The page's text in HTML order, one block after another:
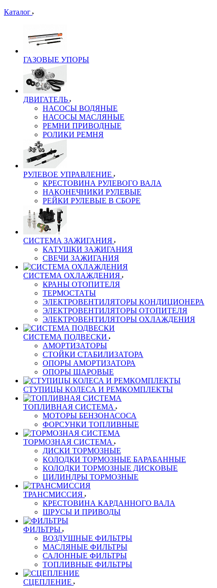
Каталог
ГАЗОВЫЕ УПОРЫ
ДВИГАТЕЛЬ
НАСОСЫ ВОДЯНЫЕ
НАСОСЫ МАСЛЯНЫЕ
РЕМНИ ПРИВОДНЫЕ
РОЛИКИ РЕМНЯ
РУЛЕВОЕ УПРАВЛЕНИЕ
КРЕСТОВИНА РУЛЕВОГО ВАЛА
НАКОНЕЧНИКИ РУЛЕВЫЕ
РЕЙКИ РУЛЕВЫЕ В СБОРЕ
СИСТЕМА ЗАЖИГАНИЯ
КАТУШКИ ЗАЖИГАНИЯ
СВЕЧИ ЗАЖИГАНИЯ
СИСТЕМА ОХЛАЖДЕНИЯ
КРАНЫ ОТОПИТЕЛЯ
ТЕРМОСТАТЫ
ЭЛЕКТРОВЕНТИЛЯТОРЫ КОНДИЦИОНЕРА
ЭЛЕКТРОВЕНТИЛЯТОРЫ ОТОПИТЕЛЯ
ЭЛЕКТРОВЕНТИЛЯТОРЫ ОХЛАЖДЕНИЯ
СИСТЕМА ПОДВЕСКИ
АМОРТИЗАТОРЫ
СТОЙКИ СТАБИЛИЗАТОРА
ОПОРЫ АМОРТИЗАТОРА
ОПОРЫ ШАРОВЫЕ
СТУПИЦЫ КОЛЕСА И РЕМКОМПЛЕКТЫ
ТОПЛИВНАЯ СИСТЕМА
МОТОРЫ БЕНЗОНАСОСА
ФОРСУНКИ ТОПЛИВНЫЕ
ТОРМОЗНАЯ СИСТЕМА
ДИСКИ ТОРМОЗНЫЕ
КОЛОДКИ ТОРМОЗНЫЕ БАРАБАННЫЕ
КОЛОДКИ ТОРМОЗНЫЕ ДИСКОВЫЕ
ЦИЛИНДРЫ ТОРМОЗНЫЕ
ТРАНСМИССИЯ
КРЕСТОВИНА КАРДАННОГО ВАЛА
ШРУСЫ И ПРИВОДЫ
ФИЛЬТРЫ
ВОЗДУШНЫЕ ФИЛЬТРЫ
МАСЛЯНЫЕ ФИЛЬТРЫ
САЛОННЫЕ ФИЛЬТРЫ
ТОПЛИВНЫЕ ФИЛЬТРЫ
СЦЕПЛЕНИЕ